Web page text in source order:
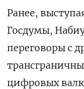
Ранее,
Госдумы,
переговоры с
цифровых